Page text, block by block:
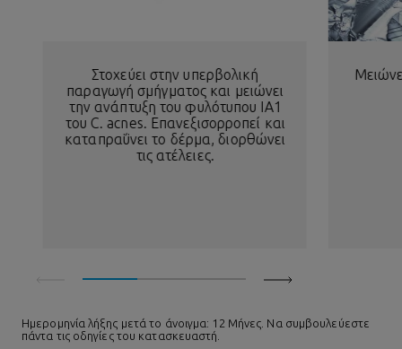
Στοχεύει στην υπερβολική
παραγωγή σμήγματος και μειώνει
την ανάπτυξη του φυλότυπου IA1
του C. acnes. Επανεξισορροπεί και
καταπραΰνει το δέρμα, διορθώνει
τις ατέλειες.
Ημερομηνία λήξης μετά το άνοιγμα: 12 Μήνες. Να συμβουλεύεστε
πάντα τις οδηγίες του κατασκευαστή.